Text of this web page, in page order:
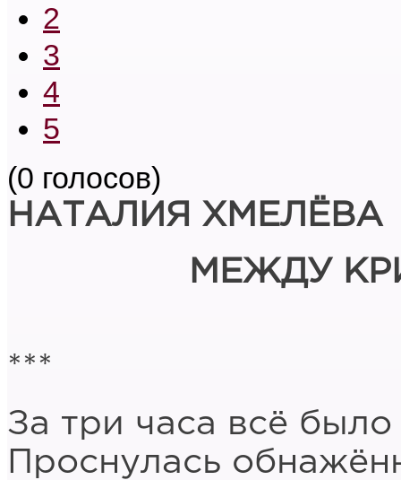
2
3
4
5
(0 голосов)
НАТАЛИЯ ХМЕЛЁВА
МЕЖДУ
***
За три часа всё
Проснулась